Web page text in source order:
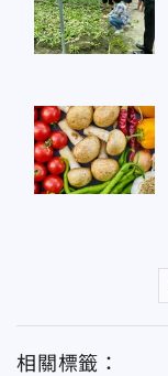
相關標籤：